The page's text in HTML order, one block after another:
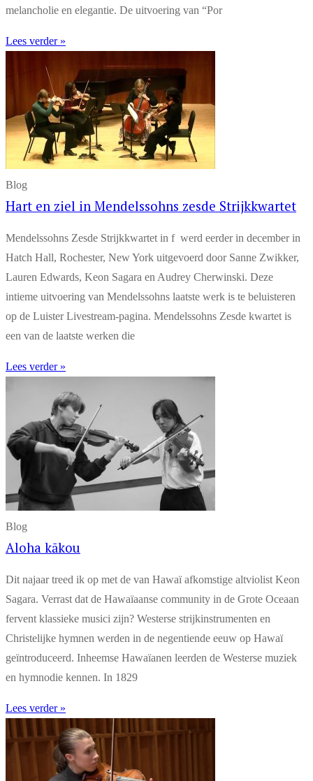
melancholie en elegantie. De uitvoering van “Por
Lees verder »
Blog
Hart en ziel in Mendelssohns zesde Strijkkwartet
Mendelssohns Zesde Strijkkwartet in f werd eerder in december in
Hatch Hall, Rochester, New York uitgevoerd door Sanne Zwikker,
Lauren Edwards, Keon Sagara en Audrey Cherwinski. Deze
intieme uitvoering van Mendelssohns laatste werk is te beluisteren
op de Luister Livestream-pagina. Mendelssohns Zesde kwartet is
een van de laatste werken die
Lees verder »
Blog
Aloha kākou
Dit najaar treed ik op met de van Hawaï afkomstige altviolist Keon
Sagara. Verrast dat de Hawaïaanse community in de Grote Oceaan
fervent klassieke musici zijn? Westerse strijkinstrumenten en
Christelijke hymnen werden in de negentiende eeuw op Hawaï
geïntroduceerd. Inheemse Hawaïanen leerden de Westerse muziek
en hymnodie kennen. In 1829
Lees verder »